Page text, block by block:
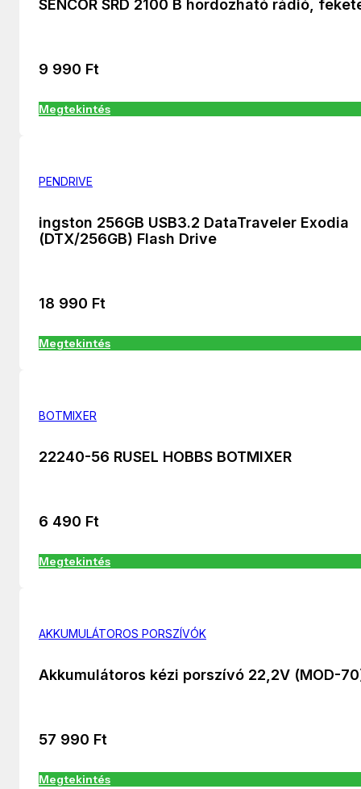
SENCOR SRD 2100 B hordozható rádió,
9 990 Ft
Megtekintés
PENDRIVE
ingston 256GB USB3.2 DataTraveler Exodia
(DTX/256GB) Flash Drive
18 990 Ft
Megtekintés
BOTMIXER
22240-56 RUSEL HOBBS BOTMIXER
6 490 Ft
Megtekintés
AKKUMULÁTOROS PORSZÍVÓK
Akkumulátoros kézi porszívó 22,2V (MOD-
57 990 Ft
Megtekintés